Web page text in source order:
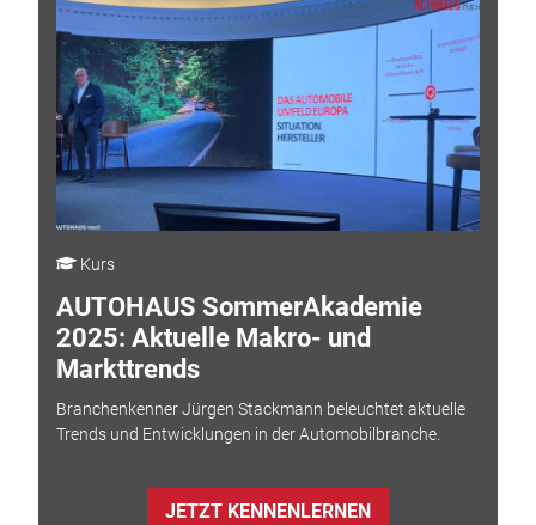
Kurs
AUTOHAUS SommerAkademie
2025: Aktuelle Makro- und
Markttrends
Branchenkenner Jürgen Stackmann beleuchtet aktuelle
Trends und Entwicklungen in der Automobilbranche.
JETZT KENNENLERNEN